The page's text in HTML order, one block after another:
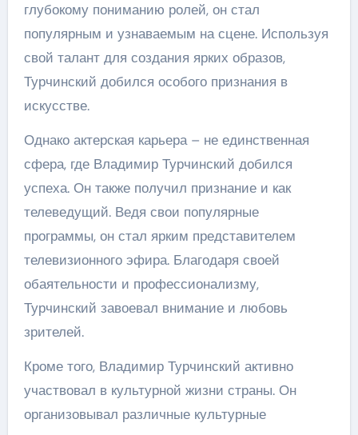
глубокому пониманию ролей, он стал
популярным и узнаваемым на сцене. Используя
свой талант для создания ярких образов,
Турчинский добился особого признания в
искусстве.
Однако актерская карьера – не единственная
сфера, где Владимир Турчинский добился
успеха. Он также получил признание и как
телеведущий. Ведя свои популярные
программы, он стал ярким представителем
телевизионного эфира. Благодаря своей
обаятельности и профессионализму,
Турчинский завоевал внимание и любовь
зрителей.
Кроме того, Владимир Турчинский активно
участвовал в культурной жизни страны. Он
организовывал различные культурные